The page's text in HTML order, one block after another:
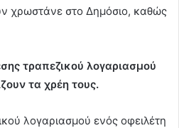
χρωστάνε στο Δημόσιο, καθώς
τραπεζικού λογαριασμού
τα χρέη τους.
λογαριασμού ενός οφειλέτη